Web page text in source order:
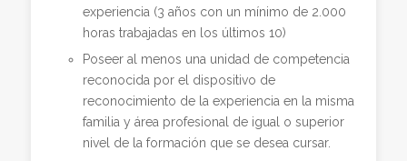
experiencia (3 años con un mínimo de 2.000
horas trabajadas en los últimos 10)
Poseer al menos una unidad de competencia
reconocida por el dispositivo de
reconocimiento de la experiencia en la misma
familia y área profesional de igual o superior
nivel de la formación que se desea cursar.